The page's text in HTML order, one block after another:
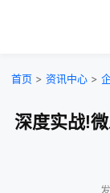
首页 > 资讯中心 >
深度实战!